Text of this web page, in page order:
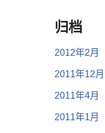
归档
2012年2月
2011年12月
2011年4月
2011年1月